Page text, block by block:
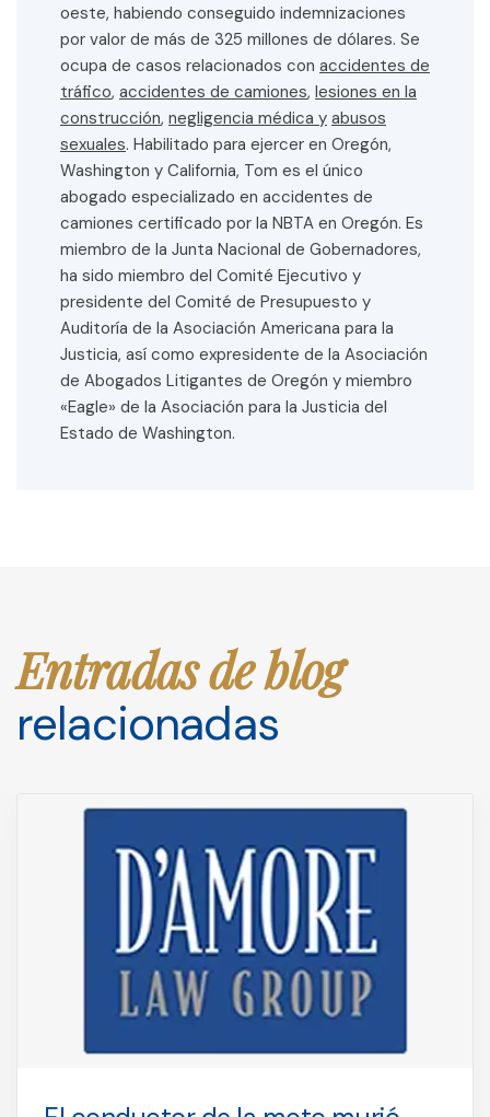
oeste, habiendo conseguido indemnizaciones
por valor de más de 325 millones de dólares. Se
ocupa de casos relacionados con accidentes de
tráfico, accidentes de camiones, lesiones en la
construcción, negligencia médica y abusos
sexuales. Habilitado para ejercer en Oregón,
Washington y California, Tom es el único
abogado especializado en accidentes de
camiones certificado por la NBTA en Oregón. Es
miembro de la Junta Nacional de Gobernadores,
ha sido miembro del Comité Ejecutivo y
presidente del Comité de Presupuesto y
Auditoría de la Asociación Americana para la
Justicia, así como expresidente de la Asociación
de Abogados Litigantes de Oregón y miembro
«Eagle» de la Asociación para la Justicia del
Estado de Washington.
Entradas de blog
relacionadas